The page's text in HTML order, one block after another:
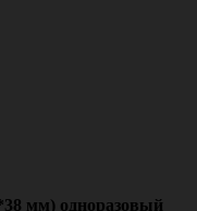
мм) одноразовый